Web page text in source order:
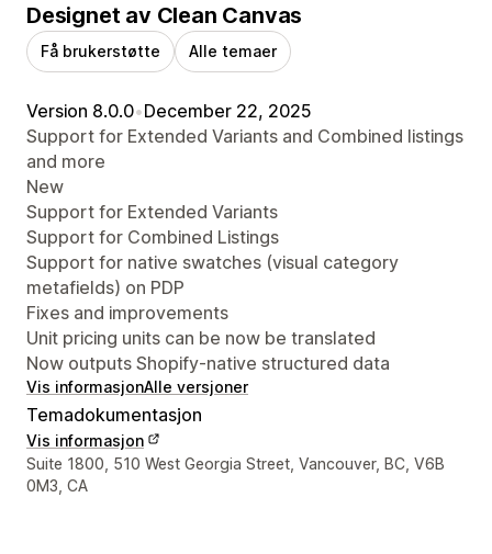
Designet av Clean Canvas
Få brukerstøtte Alle temaer
Version 8.0.0•December 22, 2025
Support for Extended Variants and Combined listings
and more
New
Support for Extended Variants
Support for Combined Listings
Support for native swatches (visual category
metafields) on PDP
Fixes and improvements
Unit pricing units can be now be translated
Now outputs Shopify-native structured data
Vis informasjonAlle versjoner
Temadokumentasjon
Vis informasjon
Designerens kontaktinfo
Suite 1800, 510 West Georgia Street, Vancouver, BC, V6B
0M3, CA